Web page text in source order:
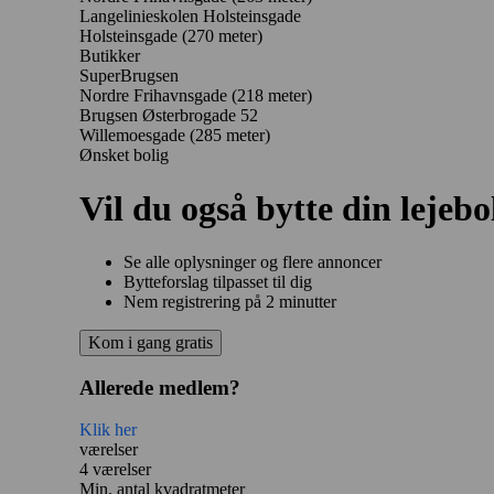
Langelinieskolen Holsteinsgade
Holsteinsgade (270 meter)
Butikker
SuperBrugsen
Nordre Frihavnsgade (218 meter)
Brugsen Østerbrogade 52
Willemoesgade (285 meter)
Ønsket bolig
Vil du også bytte din
Se alle oplysninger og flere annoncer
Bytteforslag tilpasset til dig
Nem registrering på 2 minutter
Kom i gang gratis
Allerede medlem?
Klik her
værelser
4 værelser
Min. antal kvadratmeter